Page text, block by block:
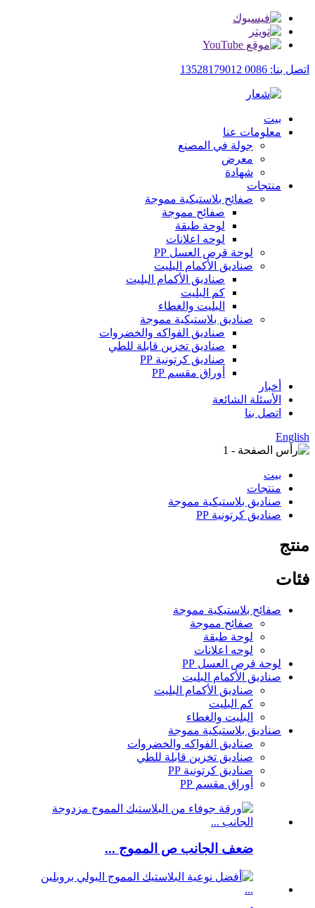
اتصل بنا: 0086 13528179012
بيت
معلومات عنا
جولة في المصنع
معرض
شهادة
منتجات
صفائح بلاستيكية مموجة
صفائح مموجة
لوحة طبقة
لوحه اعلانات
لوحة قرص العسل PP
صناديق الأكمام البليت
صناديق الأكمام البليت
كم البليت
البليت والغطاء
صناديق بلاستيكية مموجة
صناديق الفواكه والخضروات
صناديق تخزين قابلة للطي
صناديق كرتونية PP
أوراق مقسم PP
أخبار
الأسئلة الشائعة
اتصل بنا
English
بيت
منتجات
صناديق بلاستيكية مموجة
صناديق كرتونية PP
منتج
فئات
صفائح بلاستيكية مموجة
صفائح مموجة
لوحة طبقة
لوحه اعلانات
لوحة قرص العسل PP
صناديق الأكمام البليت
صناديق الأكمام البليت
كم البليت
البليت والغطاء
صناديق بلاستيكية مموجة
صناديق الفواكه والخضروات
صناديق تخزين قابلة للطي
صناديق كرتونية PP
أوراق مقسم PP
ضعف الجانب ص المموج ...